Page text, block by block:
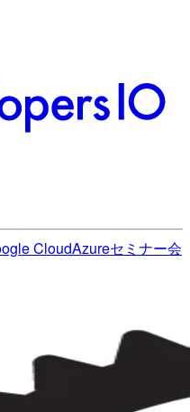
CloudAzureセミナー会